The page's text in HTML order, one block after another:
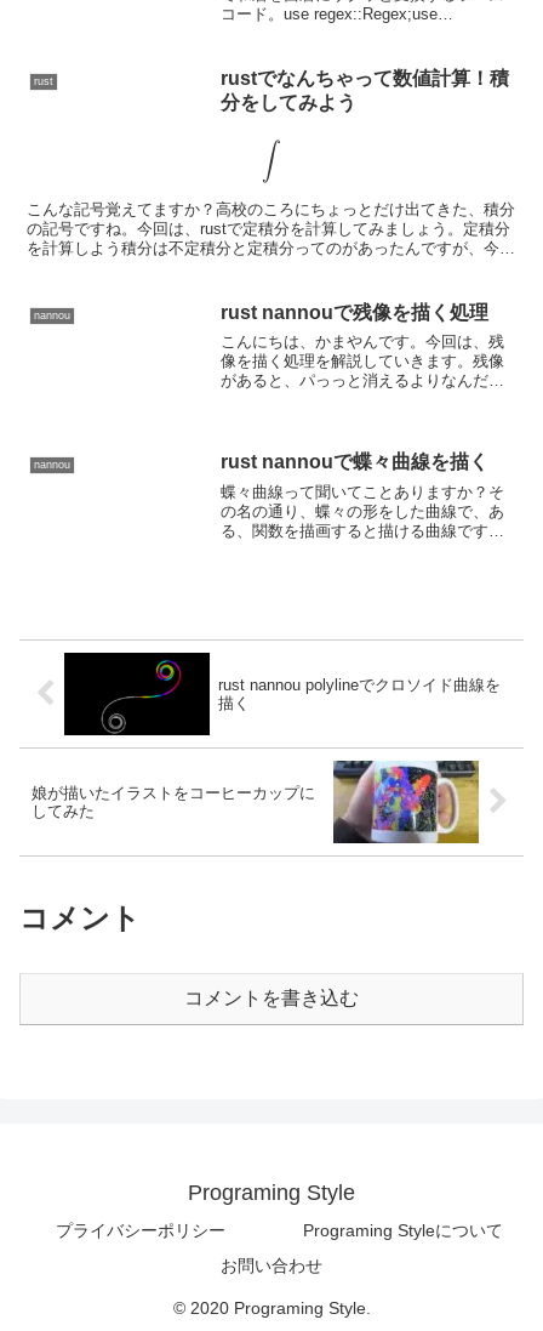
コード。use regex::Regex;use
rust
rustでなんちゃって数値計算！積
分をしてみよう
∫
こんな記号覚えてますか？高校のころにちょっとだけ出てきた、積分
の記号ですね。今回は、rustで定積分を計算してみましょう。定積分
を計算しよう積分は不定積分と定積分ってのがあったんですが、今回
nannou rust nannouで残像を描く処理
こんにちは、かまやんです。今回は、残
像を描く処理を解説していきます。残像
があると、パっっと消えるよりなんだか
うと、描いたものが、徐々...
nannou rust nannouで蝶々曲線を描く
蝶々曲線って聞いてことありますか？そ
の名の通り、蝶々の形をした曲線で、あ
る、関数を描画すると描ける曲線です。
rust nannou polylineでクロソイド曲線を
描く
娘が描いたイラストをコーヒーカップに
してみた
コメント
コメントを書き込む
Programing Style
プライバシーポリシー
Programing Styleについて
お問い合わせ
© 2020 Programing Style.